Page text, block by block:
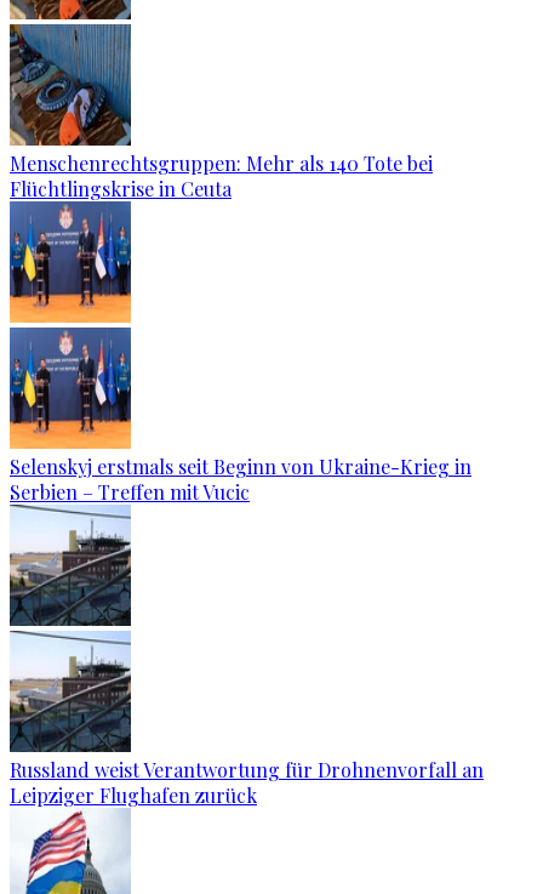
Menschenrechtsgruppen: Mehr als 140 Tote bei
Flüchtlingskrise in Ceuta
Selenskyj erstmals seit Beginn von Ukraine-Krieg in
Serbien – Treffen mit Vucic
Russland weist Verantwortung für Drohnenvorfall an
Leipziger Flughafen zurück